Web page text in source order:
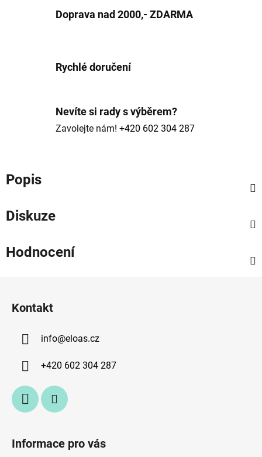
Doprava nad 2000,- ZDARMA
Rychlé doručení
Nevíte si rady s výběrem?
Zavolejte nám! +420 602 304 287
Popis
Diskuze
Hodnocení
Kontakt
info@eloas.cz
+420 602 304 287
Informace pro vás